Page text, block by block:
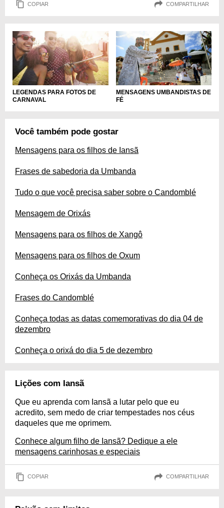
COPIAR COMPARTILHAR
LEGENDAS PARA FOTOS DE
CARNAVAL
MENSAGENS UMBANDISTAS DE
FÉ
Você também pode gostar
Mensagens para os filhos de Iansã
Frases de sabedoria da Umbanda
Tudo o que você precisa saber sobre o Candomblé
Mensagem de Orixás
Mensagens para os filhos de Xangô
Mensagens para os filhos de Oxum
Conheça os Orixás da Umbanda
Frases do Candomblé
Conheça todas as datas comemorativas do dia 04 de
dezembro
Conheça o orixá do dia 5 de dezembro
Lições com Iansã
Que eu aprenda com Iansã a lutar pelo que eu
acredito, sem medo de criar tempestades nos céus
daqueles que me oprimem.
Conhece algum filho de Iansã? Dedique a ele
mensagens carinhosas e especiais
COPIAR COMPARTILHAR